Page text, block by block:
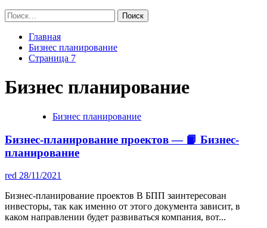
Найти:
Главная
Бизнес планирование
Страница 7
Бизнес планирование
Бизнес планирование
Бизнес-планирование проектов — 📙 Бизнес-
планирование
red 28/11/2021
Бизнес-планирование проектов В БПП заинтересован
инвесторы, так как именно от этого документа зависит, в
каком направлении будет развиваться компания, вот...